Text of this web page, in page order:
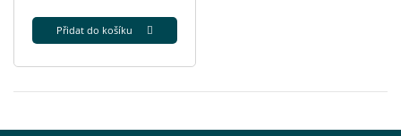
Přidat do košíku